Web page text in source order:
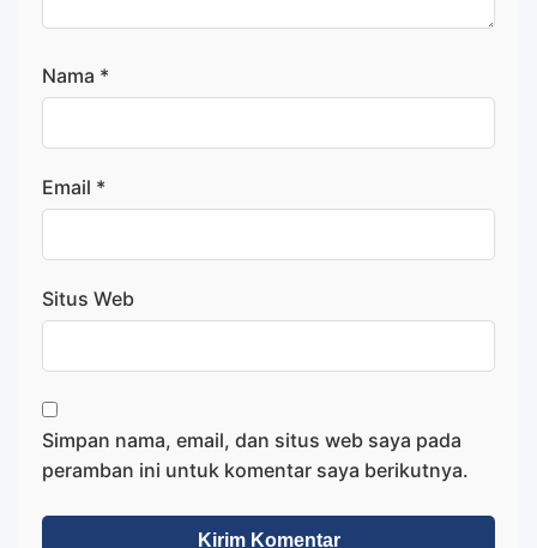
Nama *
Email *
Situs Web
Simpan nama, email, dan situs web saya pada
peramban ini untuk komentar saya berikutnya.